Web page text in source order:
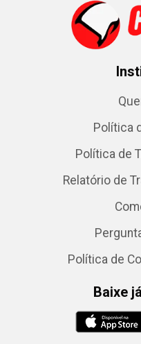
Política
Política de
Relatório de
Política de
Baixe